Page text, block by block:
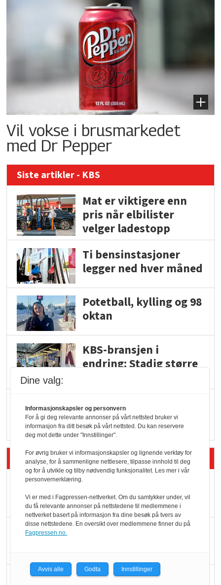
Vil vokse i brusmarkedet
med Dr Pepper
Siste artikler - KBS
Mat er viktigere enn
pris når elbilister
velger ladestopp
Ti bensinstasjoner
legger ned hver måned
Potetball, kylling og 98
oktan
KBS-bransjen i
endring: Stadig større
Vokser med ferdigmat
i dagligvare
Siste artikler - Butikk i praksis
Rema-flaggskip
dundrer videre
Færre varer, men fulle
Dine valg:
Informasjonskapsler og personvern
For å gi deg relevante annonser på vårt nettsted bruker vi
informasjon fra ditt besøk på vårt nettsted. Du kan reservere
deg mot dette under "Innstillinger".
For øvrig bruker vi informasjonskapsler og lignende verktøy for
analyse, for å sammenligne nettlesere, tilpasse innhold til deg
og for å utvikle og tilby nødvendig funksjonalitet. Les mer i vår
personvernerklæring.
Vi er med i Fagpressen-nettverket. Om du samtykker under, vil
du få relevante annonser på nettstedene til medlemmene i
nettverket basert på informasjon fra dine besøk på tvers av
disse nettstedene. En oversikt over medlemmene finner du på
Fagpressen.no.
Avvis alle Godta Innstillinger